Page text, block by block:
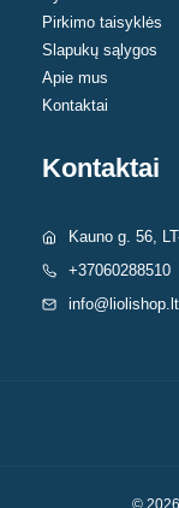
Pirkimo taisyklės
Slapukų sąlygos
Apie mus
Kontaktai
Kontaktai
Kauno g. 56,
+37060288510
info@liolishop.lt
©